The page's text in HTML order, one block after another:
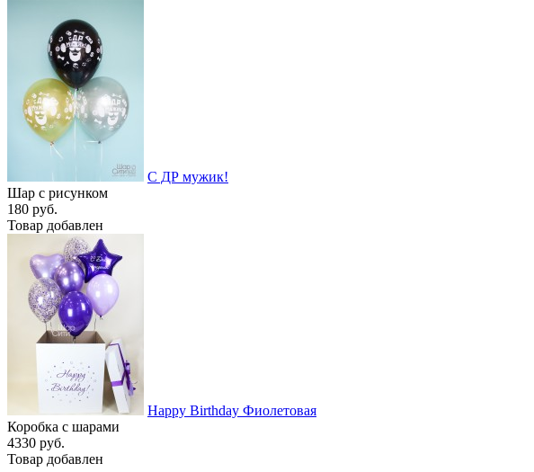
С ДР мужик!
Шар с рисунком
180 руб.
Товар добавлен
Happy Birthday Фиолетовая
Коробка с шарами
4330 руб.
Товар добавлен